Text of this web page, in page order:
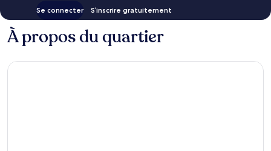
Se connecter S’inscrire gratuitement
À propos du quartier